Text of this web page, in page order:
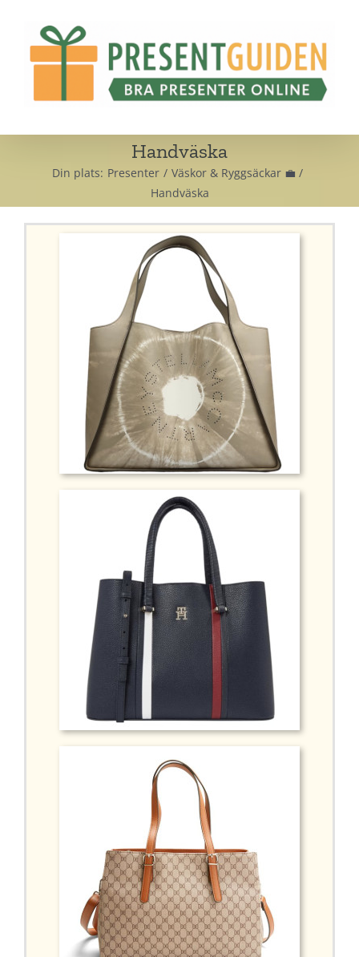
Handväska
Din plats: Presenter
Väskor & Ryggsäckar 💼
Handväska